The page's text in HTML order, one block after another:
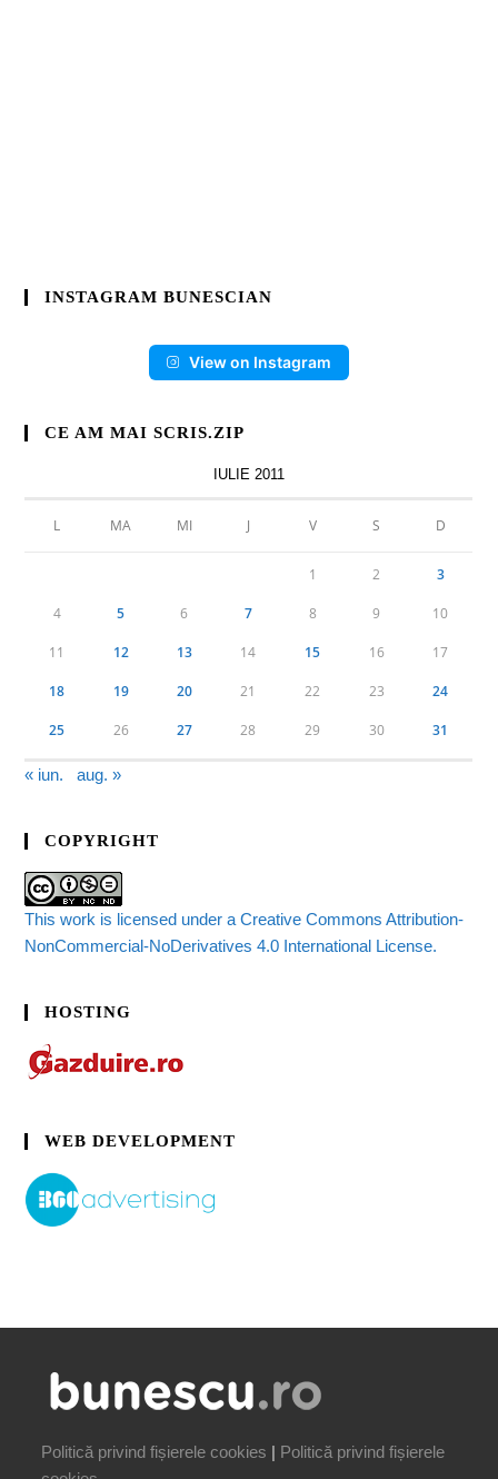
INSTAGRAM BUNESCIAN
View on Instagram
CE AM MAI SCRIS.ZIP
IULIE 2011
L MA MI J V S D
1 2 3
4 5 6 7 8 9 10
11 12 13 14 15 16 17
18 19 20 21 22 23 24
25 26 27 28 29 30 31
« iun. aug. »
COPYRIGHT
This work is licensed under a Creative Commons Attribution-
NonCommercial-NoDerivatives 4.0 International License.
HOSTING
WEB DEVELOPMENT
Politică privind fișierele cookies | Politică privind fișierele